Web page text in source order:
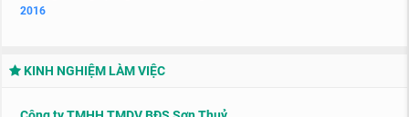
2016
KINH NGHIỆM LÀM VIỆC